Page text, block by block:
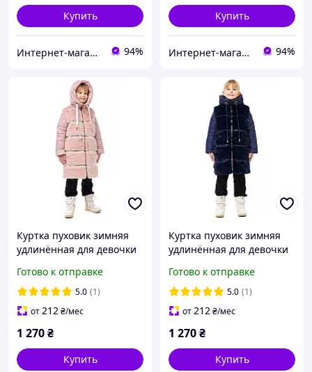
Купить
Интернет-магазин "GLADYS" 94%
Купить
Интернет-магазин "GLADYS" 94%
Куртка пуховик зимняя
удлинённая для девочки
Готово к отправке
5.0 (1)
от212₴/мес
1 270₴
Купить
Куртка пуховик зимняя
удлинённая для девочки
синяя 128
Готово к отправке
5.0 (1)
от212₴/мес
1 270₴
Купить